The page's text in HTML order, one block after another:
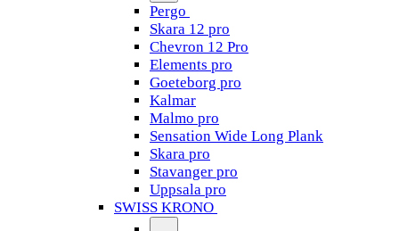
Pergo
Skara 12 pro
Chevron 12 Pro
Elements pro
Goeteborg pro
Kalmar
Malmo pro
Sensation Wide Long Plank
Skara pro
Stavanger pro
Uppsala pro
SWISS KRONO